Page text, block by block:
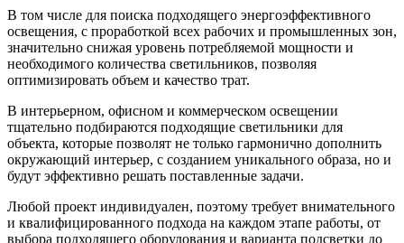
В том числе для поиска подходящего энергоэффективного
освещения, с проработкой всех рабочих и промышленных зон,
значительно снижая уровень потребляемой мощности и
необходимого количества светильников, позволяя
оптимизировать объем и качество трат.
В интерьерном, офисном и коммерческом освещении
тщательно подбираются подходящие светильники для
объекта, которые позволят не только гармонично дополнить
окружающий интерьер, с созданием уникального образа, но и
будут эффективно решать поставленные задачи.
Любой проект индивидуален, поэтому требует внимательного
и квалифицированного подхода на каждом этапе работы, от
выбора подходящего оборудования и варианта подсветки до